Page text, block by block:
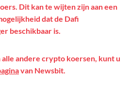
Dit kan te wijten zijn aan een
dat de Dafi
beschikbaar is.
andere crypto koersen, kunt u
van Newsbit.